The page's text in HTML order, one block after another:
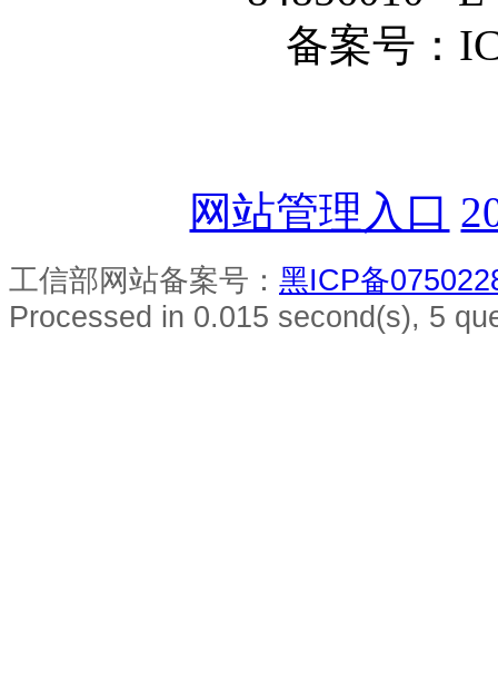
备案号：
网站管理入口
工信部网站备案号： 黑ICP备
Processed in 0.015 second(s), 5